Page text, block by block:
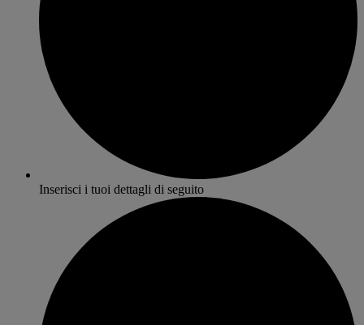
Inserisci i tuoi dettagli di seguito